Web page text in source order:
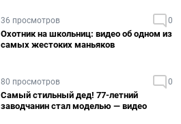
36 просмотров 0
Охотник на школьниц: видео об одном из
самых жестоких маньяков
80 просмотров 0
Самый стильный дед! 77-летний
заводчанин стал моделью — видео